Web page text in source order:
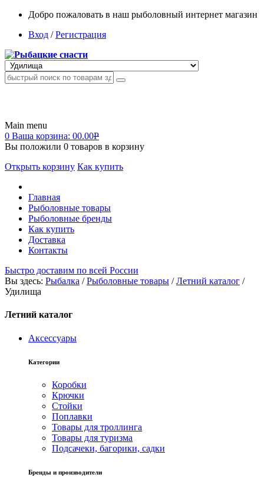
Добро пожаловать в наш рыболовный интернет магазин
Вход /Регистрация
Main menu
0 Ваша корзина: 00.00Р
Вы положили 0 товаров в корзину
Открыть корзину Как купить
Главная
Рыболовные товары
Рыболовные бренды
Как купить
Доставка
Контакты
Быстро доставим по всей России
Вы здесь: Рыбалка /Рыболовные товары /Летний каталог /
Удилища
Летний каталог
Аксессуары
Категории
Коробки
Крючки
Стойки
Поплавки
Товары для троллинга
Товары для туризма
Подсачеки, багорики, садки
Бренды и производители